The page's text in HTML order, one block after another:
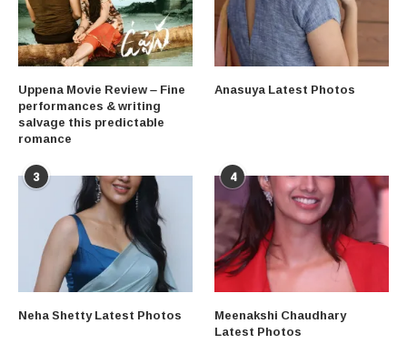
Uppena Movie Review – Fine
performances & writing
salvage this predictable
romance
Anasuya Latest Photos
3
Neha Shetty Latest Photos
4
Meenakshi Chaudhary
Latest Photos